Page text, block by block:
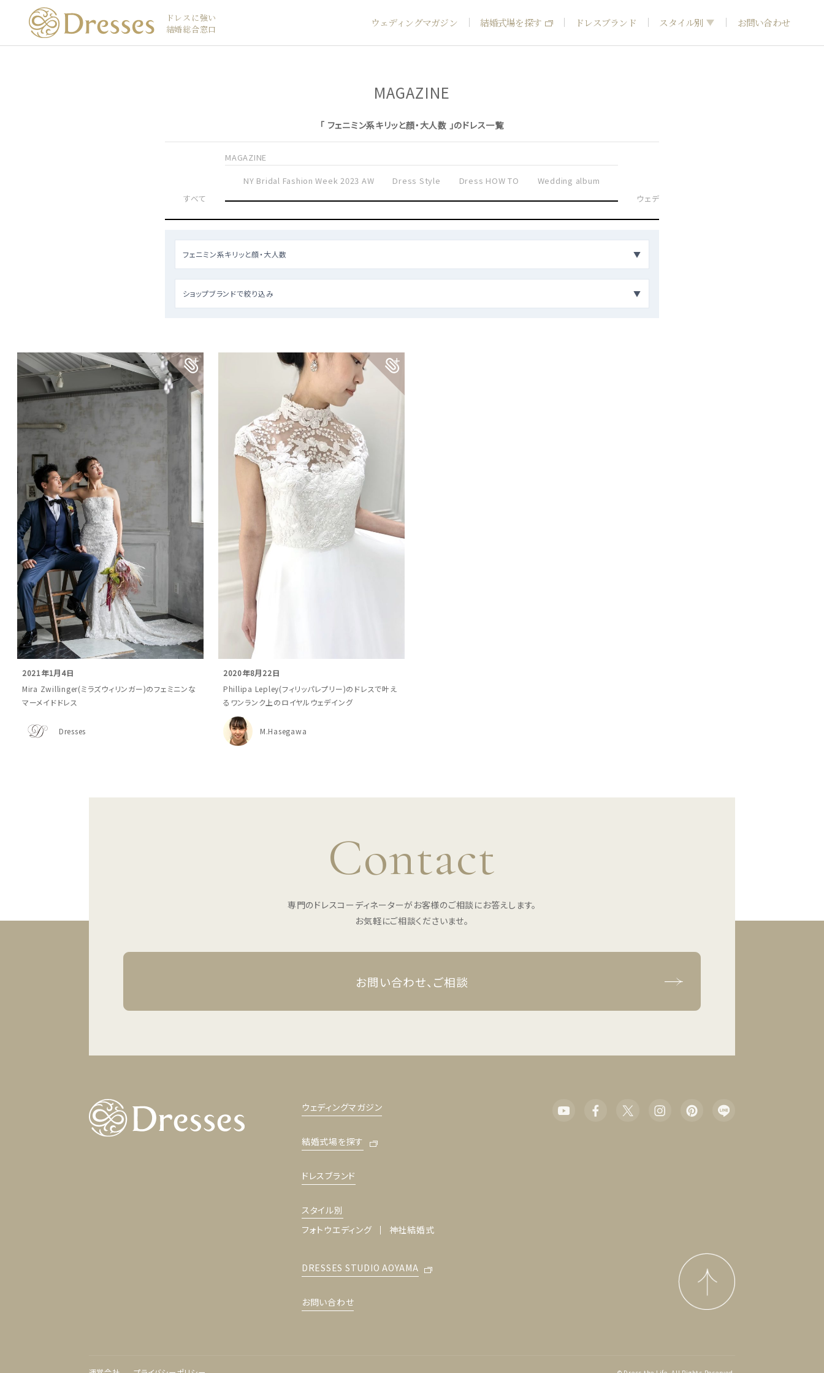
ドレスに強い
結婚総合窓口
ウェディングマガジン 結婚式場を探す ドレスブランド スタイル別 お問い合わせ
MAGAZINE
「 フェニミン系キリッと顔・大人数 」のドレス一覧
すべて
MAGAZINE
NY Bridal Fashion Week 2023 AW
Dress Style Dress HOW TO
Wedding album
ウェディングドレス
フェニミン系キリッと顔・大人数
ショップブランドで絞り込み
2021年1月4日
Mira Zwillinger(ミラズウィリンガー)のフェミニンな
マーメイドドレス
Dresses
2020年8月22日
Phillipa Lepley(フィリッパレプリー)のドレスで叶え
るワンランク上のロイヤルウェデイング
M.Hasegawa
Contact
専門のドレスコーディネーターがお客様のご相談にお答えします。
お気軽にご相談くださいませ。
お問い合わせ、ご相談
ウェディングマガジン
結婚式場を探す
ドレスブランド
スタイル別
フォトウエディング
神社結婚式
DRESSES STUDIO AOYAMA
お問い合わせ